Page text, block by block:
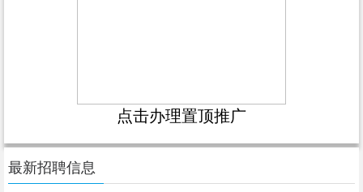
点击办理置顶推广
最新招聘信息